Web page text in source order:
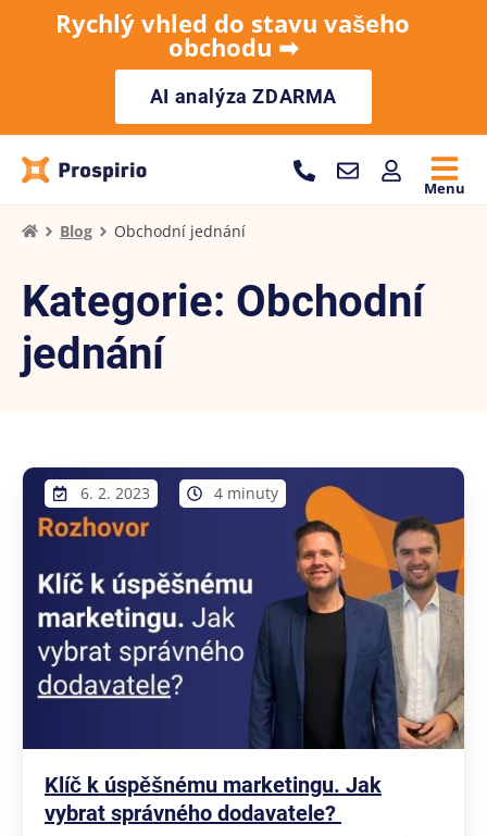
Rychlý vhled do stavu vašeho
obchodu ➡︎
AI analýza ZDARMA
Menu
Blog Obchodní jednání
Kategorie: Obchodní
jednání
6. 2. 2023 4 minuty
Klíč k úspěšnému marketingu. Jak
vybrat správného dodavatele?